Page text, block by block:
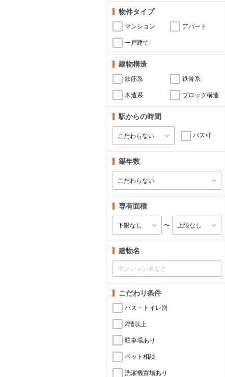
物件タイプ
マンション アパート
一戸建て
建物構造
鉄筋系 鉄骨系
木造系 ブロック構造
駅からの時間
バス可
築年数
専有面積
〜
建物名
こだわり条件
バス・トイレ別
2階以上
駐車場あり
ペット相談
洗濯機置場あり